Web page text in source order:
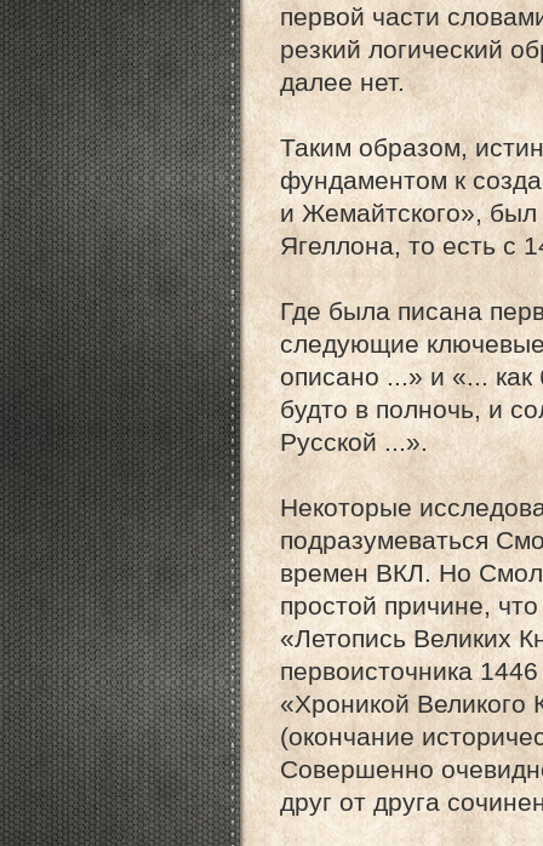
первой части
резкий логический
далее нет.
Таким образом,
фундаментом к
и Жемайтского»,
Ягеллона, то есть с
Где была писана
следующие
описано ...» и «...
будто в полночь, и
Русской ...».
Некоторые
подразумеваться
времен ВКЛ. Но
простой причине,
«Летопись Великих
первоисточника
«Хроникой Великого
(окончание
Совершенно
друг от друга